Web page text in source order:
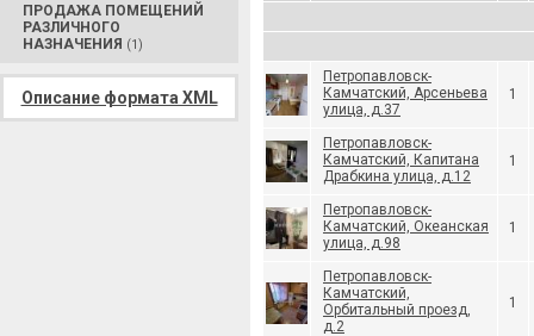
ПРОДАЖА ПОМЕЩЕНИЙ
РАЗЛИЧНОГО
НАЗНАЧЕНИЯ (1)
Описание формата XML
Петропавловск-
Камчатский, Арсеньева
улица, д.37
1
Петропавловск-
Камчатский, Капитана
Драбкина улица, д.12
1
Петропавловск-
Камчатский, Океанская
улица, д.98
1
Петропавловск-
Камчатский,
Орбитальный проезд,
д.2
1